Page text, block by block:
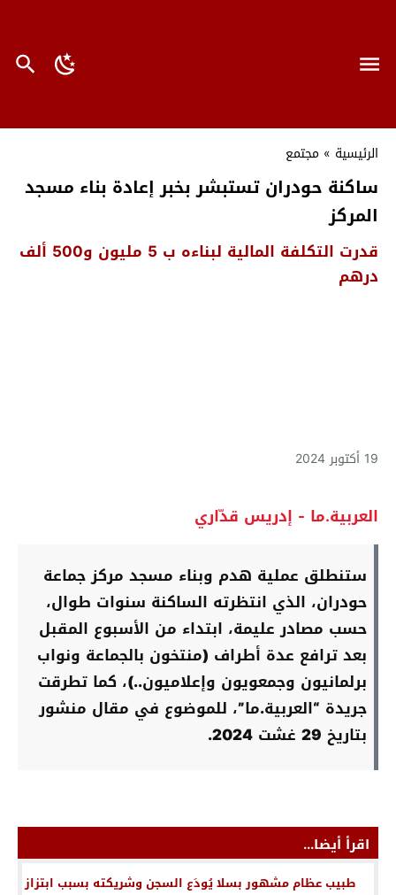
الرئيسية » مجتمع
ساكنة حودران تستبشر بخبر إعادة بناء مسجد
المركز
قدرت التكلفة المالية لبناءه ب 5 مليون و500 ألف
درهم
19 أكتوبر 2024
العربية.ما - إدريس قدّاري
ستنطلق عملية هدم وبناء مسجد مركز جماعة
حودران، الذي انتظرته الساكنة سنوات طوال،
حسب مصادر عليمة، ابتداء من الأسبوع المقبل
بعد ترافع عدة أطراف (منتخون بالجماعة ونواب
برلمانيون وجمعويون وإعلاميون..)، كما تطرقت
جريدة “العربية.ما”، للموضوع في مقال منشور
بتاريخ 29 غشت 2024.
اقرأ أيضا...
طبيب عظام مشهور بسلا يُودَع السجن وشريكته بسبب ابتزاز